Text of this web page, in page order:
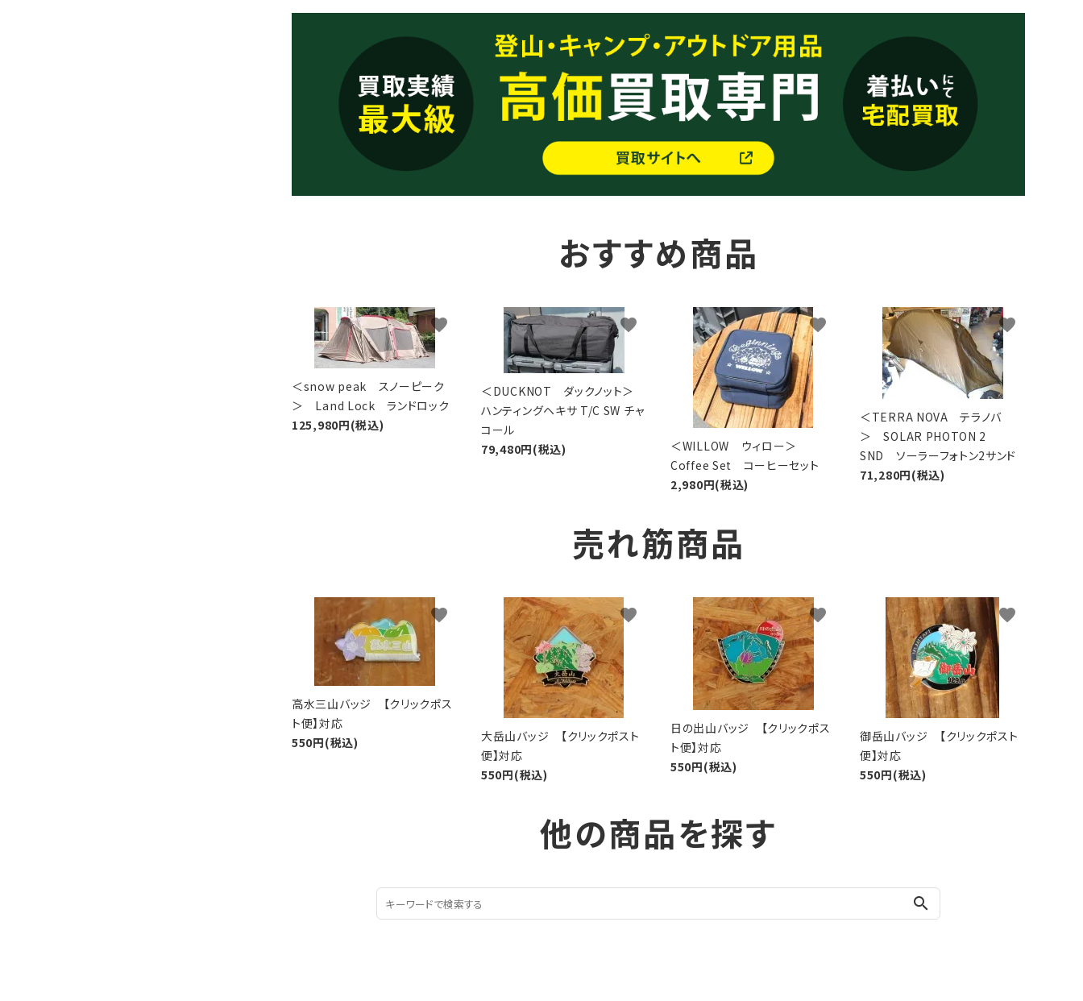
おすすめ商品
＜snow peak スノーピーク
＞ Land Lock ランドロック
125,980円(税込)
favorite
＜DUCKNOT ダックノット＞
ハンティングヘキサ T/C SW チャ
コール
79,480円(税込)
favorite
＜WILLOW ウィロー＞
Coffee Set コーヒーセット
2,980円(税込)
favorite
＜TERRA NOVA テラノバ
＞ SOLAR PHOTON 2
SND ソーラーフォトン2サンド
71,280円(税込)
favorite
売れ筋商品
高水三山バッジ 【クリックポス
ト便】対応
550円(税込)
favorite
大岳山バッジ 【クリックポスト
便】対応
550円(税込)
favorite
日の出山バッジ 【クリックポス
ト便】対応
550円(税込)
favorite
御岳山バッジ 【クリックポスト
便】対応
550円(税込)
favorite
他の商品を探す
search